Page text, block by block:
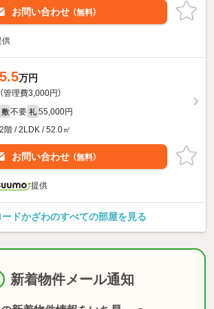
お問い合わせ （無料）
供
5.5万円
（管理費3,000円）
敷 不要 礼 55,000円
2階 / 2LDK / 52.0㎡
お問い合わせ （無料）
提供
ドかざわのすべての部屋を見る
新着物件メール通知